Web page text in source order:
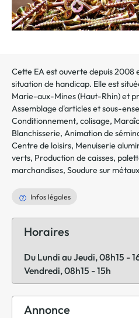
Cette EA est ouverte depuis 2008
situation de handicap. Elle est
Marie-aux-Mines(Haut-Rhin) et
Assemblage d'articles et sous-
Conditionnement, colisage,
Blanchisserie, Animation de
Centre de loisirs, Menuiserie
verts, Production de caisses,
marchandises, Soudure sur
Infos légales
Horaires
Du Lundi au Jeudi, 08h15 -
Vendredi, 08h15 - 15h
Annonce